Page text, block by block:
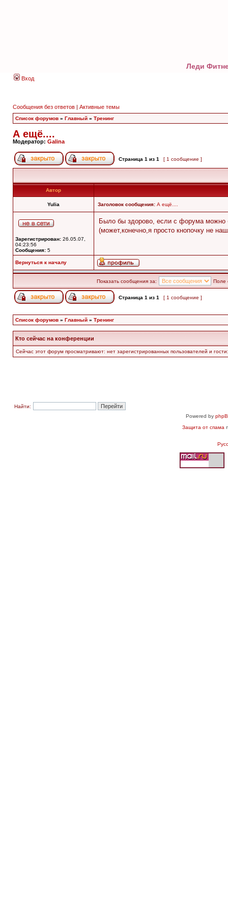
Леди
Вход
Сообщения без ответов | Активные темы
Список форумов » Главный » Тренинг
А ещё....
Модератор: Galina
Страница 1 из 1 [ 1 сообщение ]
Автор
Yulia Заголовок сообщения: А ещё....
Зарегистрирован: 26.05.07,
04:23:56
Сообщения: 5
Было бы здорово, если с форума можно
(может,конечно,я просто кнопочку не
Вернуться к началу
Показать сообщения за: Поле
Страница 1 из 1 [ 1 сообщение ]
Список форумов » Главный » Тренинг
Кто сейчас на конференции
Сейчас этот форум просматривают: нет зарегистрированных пользователей и
Найти:
Powered by
Защита от спама